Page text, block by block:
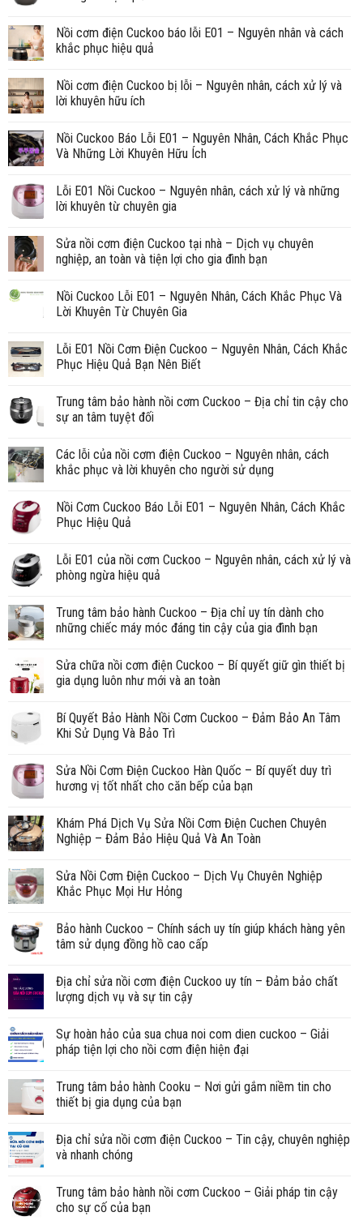
Nồi cơm điện Cuckoo báo lỗi E01 – Nguyên nhân và cách
khắc phục hiệu quả
Nồi cơm điện Cuckoo bị lỗi – Nguyên nhân, cách xử lý và
lời khuyên hữu ích
Nồi Cuckoo Báo Lỗi E01 – Nguyên Nhân, Cách Khắc Phục
Và Những Lời Khuyên Hữu Ích
Lỗi E01 Nồi Cuckoo – Nguyên nhân, cách xử lý và những
lời khuyên từ chuyên gia
Sửa nồi cơm điện Cuckoo tại nhà – Dịch vụ chuyên
nghiệp, an toàn và tiện lợi cho gia đình bạn
Nồi Cuckoo Lỗi E01 – Nguyên Nhân, Cách Khắc Phục Và
Lời Khuyên Từ Chuyên Gia
Lỗi E01 Nồi Cơm Điện Cuckoo – Nguyên Nhân, Cách Khắc
Phục Hiệu Quả Bạn Nên Biết
Trung tâm bảo hành nồi cơm Cuckoo – Địa chỉ tin cậy cho
sự an tâm tuyệt đối
Các lỗi của nồi cơm điện Cuckoo – Nguyên nhân, cách
khắc phục và lời khuyên cho người sử dụng
Nồi Cơm Cuckoo Báo Lỗi E01 – Nguyên Nhân, Cách Khắc
Phục Hiệu Quả
Lỗi E01 của nồi cơm Cuckoo – Nguyên nhân, cách xử lý và
phòng ngừa hiệu quả
Trung tâm bảo hành Cuckoo – Địa chỉ uy tín dành cho
những chiếc máy móc đáng tin cậy của gia đình bạn
Sửa chữa nồi cơm điện Cuckoo – Bí quyết giữ gìn thiết bị
gia dụng luôn như mới và an toàn
Bí Quyết Bảo Hành Nồi Cơm Cuckoo – Đảm Bảo An Tâm
Khi Sử Dụng Và Bảo Trì
Sửa Nồi Cơm Điện Cuckoo Hàn Quốc – Bí quyết duy trì
hương vị tốt nhất cho căn bếp của bạn
Khám Phá Dịch Vụ Sửa Nồi Cơm Điện Cuchen Chuyên
Nghiệp – Đảm Bảo Hiệu Quả Và An Toàn
Sửa Nồi Cơm Điện Cuckoo – Dịch Vụ Chuyên Nghiệp
Khắc Phục Mọi Hư Hỏng
Bảo hành Cuckoo – Chính sách uy tín giúp khách hàng yên
tâm sử dụng đồng hồ cao cấp
Địa chỉ sửa nồi cơm điện Cuckoo uy tín – Đảm bảo chất
lượng dịch vụ và sự tin cậy
Sự hoàn hảo của sua chua noi com dien cuckoo – Giải
pháp tiện lợi cho nồi cơm điện hiện đại
Trung tâm bảo hành Cooku – Nơi gửi gắm niềm tin cho
thiết bị gia dụng của bạn
Địa chỉ sửa nồi cơm điện Cuckoo – Tin cậy, chuyên nghiệp
và nhanh chóng
Trung tâm bảo hành nồi cơm Cuckoo – Giải pháp tin cậy
cho sự cố của bạn